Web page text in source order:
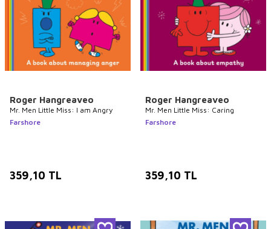
Roger Hangreaveo
Mr. Men Little Miss: I am Angry
Farshore
359,10 TL
Roger Hangreaveo
Mr. Men Little Miss: Caring
Farshore
359,10 TL